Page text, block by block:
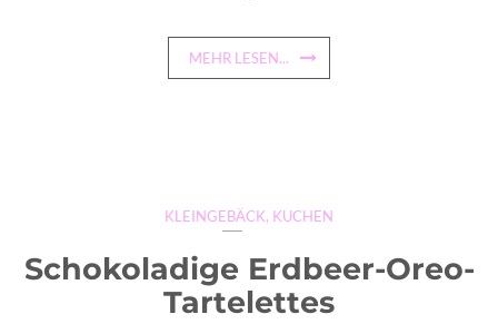
MEHR LESEN...
KLEINGEBÄCK, KUCHEN
Schokoladige Erdbeer-Oreo-
Tartelettes